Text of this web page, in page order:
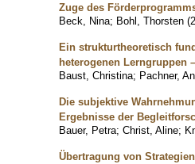
Zuge des
Beck, Nina; Bohl, Thorsten (
Ein strukturtheoretisch
heterogenen Lerngruppen
Baust, Christina; Pachner,
Die subjektive
Ergebnisse der
Bauer, Petra; Christ, Aline;
Übertragung von